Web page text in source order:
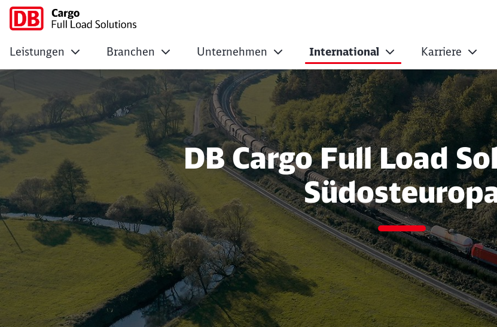
Südosteuropa
Leistungen Branchen Unternehmen International Karriere
DB Cargo Full Load